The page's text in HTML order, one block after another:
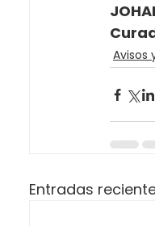
Avisos
Entradas